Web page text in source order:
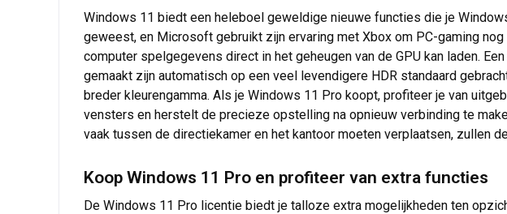
Windows 11 biedt een heleboel geweldige nieuwe functies die je
geweest, en Microsoft gebruikt zijn ervaring met Xbox om PC-gaming
computer spelgegevens direct in het geheugen van de GPU kan laden.
gemaakt zijn automatisch op een veel levendigere HDR standaard
breder kleurengamma. Als je Windows 11 Pro koopt, profiteer je van
vensters en herstelt de precieze opstelling na opnieuw verbinding te
vaak tussen de directiekamer en het kantoor moeten verplaatsen, zullen
Koop Windows 11 Pro en profiteer van extra functies
De Windows 11 Pro licentie biedt je talloze extra mogelijkheden ten